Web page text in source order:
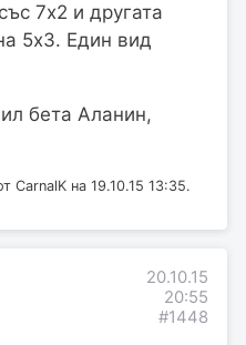
7х2 и другата
5х3. Един вид
бета Аланин,
CarnalK на 19.10.15 13:35.
20.10.15
20:55
#1448